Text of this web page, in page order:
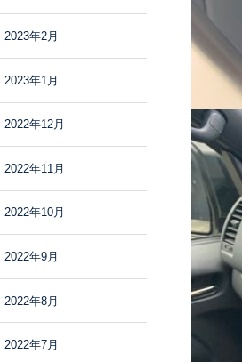
2023年2月
2023年1月
2022年12月
2022年11月
2022年10月
2022年9月
2022年8月
2022年7月